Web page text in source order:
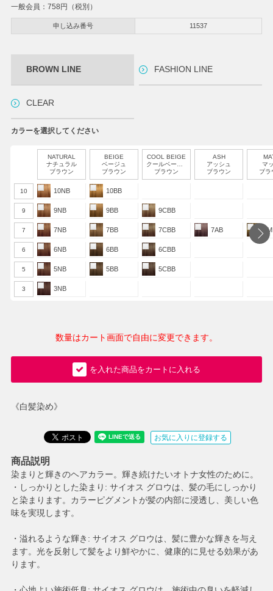
一般会員： 758円（税別）
申し込み番号 11537
《白髪染め》
カラーを選択してください
NATURAL
ナチュラル
ブラウン
BEIGE
ベージュ
ブラウン
COOL BEIGE
クールベージュ
ブラウン
ASH
アッシュ
ブラウン
マ
ブラ
10 10NB 10BB
9 9NB 9BB 9CBB
7 7NB 7BB 7CBB 7AB
6 6NB 6BB 6CBB
5 5NB 5BB 5CBB
3 3NB
数量はカート画面で自由に変更できます。
を入れた商品をカートに入れる
お気に入りに登録する
商品説明
染まりと輝きのヘアカラー。輝き続けたいオトナ女性のために。
・しっかりとした染まり: サイオス グロウは、髪の毛にしっかり
と染まります。カラーピグメントが髪の内部に浸透し、美しい色
味を実現します。
・溢れるような輝き: サイオス グロウは、髪に豊かな輝きを与え
ます。光を反射して髪をより鮮やかに、健康的に見せる効果があ
ります。
BROWN LINE FASHION LINE
CLEAR